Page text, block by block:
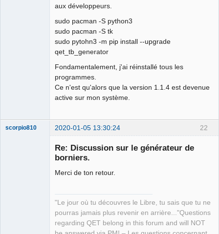
aux développeurs.
sudo pacman -S python3
sudo pacman -S tk
sudo pytohn3 -m pip install --upgrade
qet_tb_generator
Fondamentalement, j'ai réinstallé tous les
programmes.
Ce n'est qu'alors que la version 1.1.4 est devenue
active sur mon système.
22
scorpio810 2020-01-05 13:30:24
Re: Discussion sur le générateur de
borniers.
Merci de ton retour.
"Le jour où tu découvres le Libre, tu sais que tu ne
pourras jamais plus revenir en arrière..."Questions
regarding QET belong in this forum and will NOT